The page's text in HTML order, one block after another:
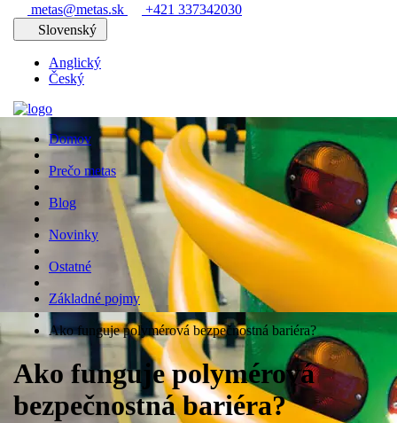
metas@metas.sk
+421 337342030
Slovenský
Anglický
Český
Domov
Prečo metas
Blog
Novinky
Ostatné
Základné pojmy
Ako funguje polymérová bezpečnostná bariéra?
Ako funguje polymérová
bezpečnostná bariéra?